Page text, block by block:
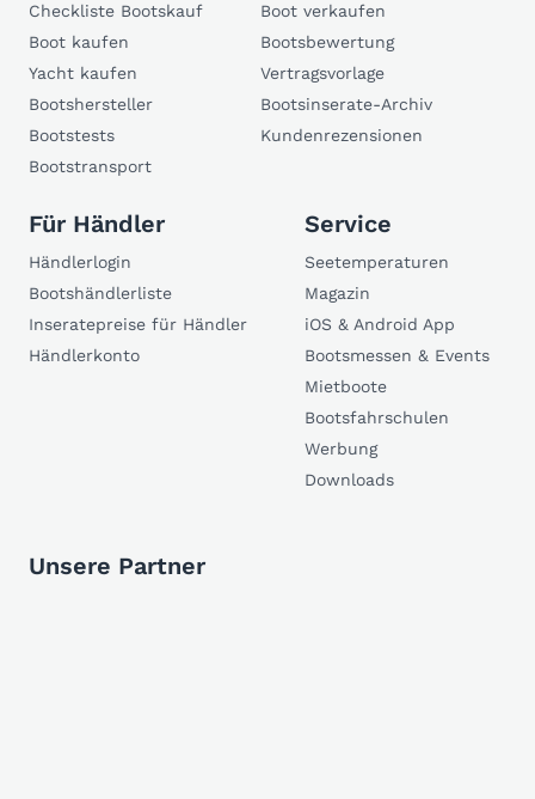
Checkliste Bootskauf
Boot kaufen
Yacht kaufen
Bootshersteller
Bootstests
Bootstransport
Boot verkaufen
Bootsbewertung
Vertragsvorlage
Bootsinserate-Archiv
Kundenrezensionen
Für Händler
Händlerlogin
Bootshändlerliste
Inseratepreise für Händler
Händlerkonto
Service
Seetemperaturen
Magazin
iOS & Android App
Bootsmessen & Events
Mietboote
Bootsfahrschulen
Werbung
Downloads
Unsere Partner